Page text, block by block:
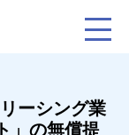
賃貸管理
ーシング業
」の無償提